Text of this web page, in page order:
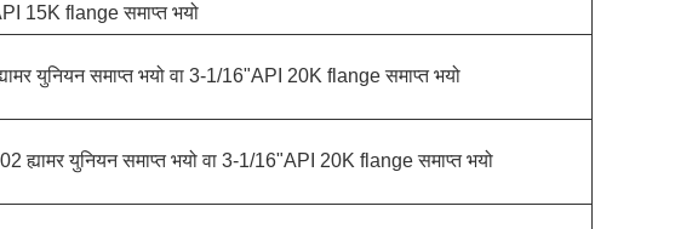
15K flange समाप्त भयो
युनियन समाप्त भयो वा 3-1/16"API 20K flange समाप्त भयो
ह्यामर युनियन समाप्त भयो वा 3-1/16"API 20K flange समाप्त भयो